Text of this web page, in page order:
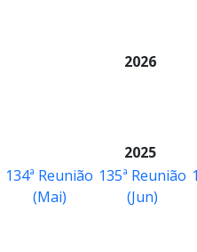
2026
2025
134ª Reunião
(Mai)
135ª Reunião
(Jun)